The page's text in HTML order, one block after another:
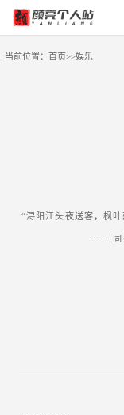
当前位置： 首页>>娱乐
“浔阳江头夜送客，枫
······